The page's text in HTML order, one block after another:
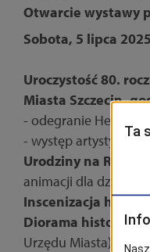
Otwarcie wystawy
Sobota, 5 lipca
Uroczystość 80.
Miasta Szczecin,
- odegranie Hejnału
- występ artystyczny
Urodziny na
animacji dla dzieci,
Inscenizacja
Diorama
Urzędu Miasta).